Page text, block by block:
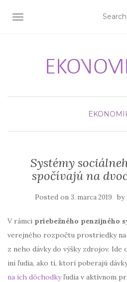
TOGGLE NAVIGATION
Systémy
spočívajú na
Posted on 3. marca 2019 by
V rámci priebežného penzijného
verejného rozpočtu prostriedky na
z neho dávky do výšky zdrojov. Ide
iní ľudia, ako tí, ktorí poberajú
na ich dôchodkyľudia v aktívnom